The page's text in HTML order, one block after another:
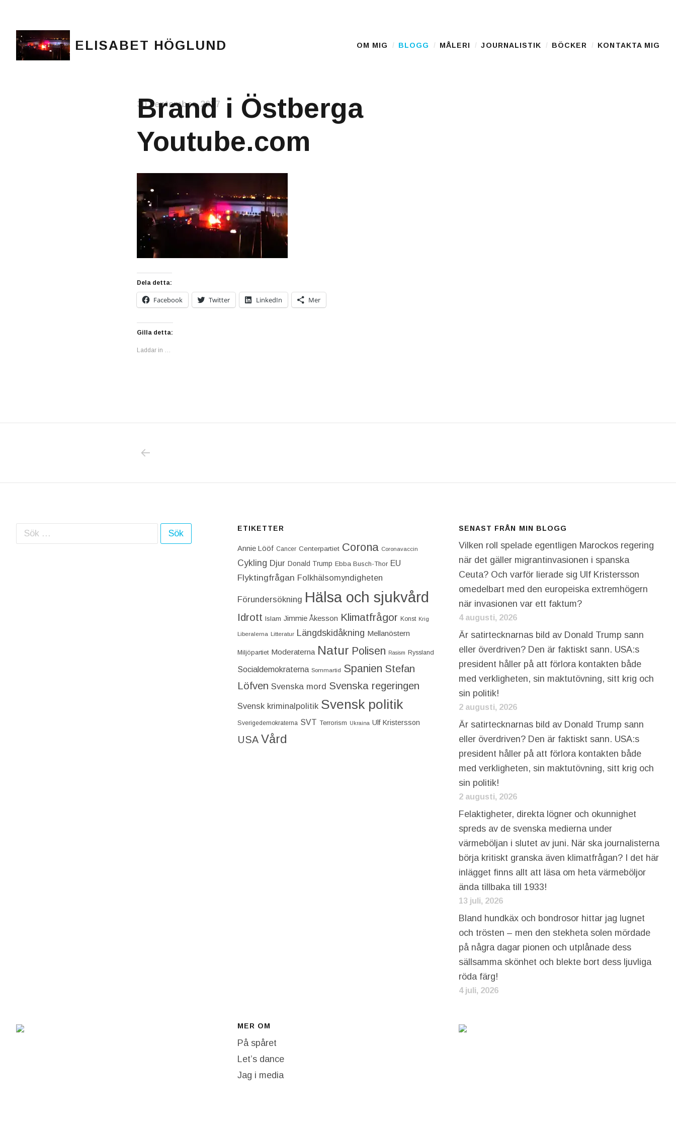
ELISABET HÖGLUND Main Menu
OM MIG BLOGG MÅLERI JOURNALISTIK BÖCKER KONTAKTA MIG
Brand i Östberga
Youtube.com
30 september, 2017
Dela detta:
Facebook Twitter LinkedIn Mer
Gilla detta:
Laddar in …
Sök efter: ETIKETTER
Annie Lööf Cancer Centerpartiet‎ Corona Coronavaccin
Cykling Djur Donald Trump Ebba Busch-Thor EU
Flyktingfrågan Folkhälsomyndigheten
Förundersökning Hälsa och sjukvård
Idrott Islam Jimmie Åkesson Klimatfrågor Konst Krig
Liberalerna Litteratur Längdskidåkning Mellanöstern
Miljöpartiet Moderaterna Natur Polisen Rasism Ryssland
Socialdemokraterna Sommartid Spanien Stefan
Löfven Svenska mord Svenska regeringen
Svensk kriminalpolitik Svensk politik
Sverigedemokraterna SVT Terrorism Ukraina Ulf Kristersson
USA Vård
SENAST FRÅN MIN BLOGG
Vilken roll spelade egentligen Marockos regering
när det gäller migrantinvasionen i spanska
Ceuta? Och varför lierade sig Ulf Kristersson
omedelbart med den europeiska extremhögern
när invasionen var ett faktum?
4 augusti, 2026
Är satirtecknarnas bild av Donald Trump sann
eller överdriven? Den är faktiskt sann. USA:s
president håller på att förlora kontakten både
med verkligheten, sin maktutövning, sitt krig och
sin politik!
2 augusti, 2026
Är satirtecknarnas bild av Donald Trump sann
eller överdriven? Den är faktiskt sann. USA:s
president håller på att förlora kontakten både
med verkligheten, sin maktutövning, sitt krig och
sin politik!
2 augusti, 2026
Felaktigheter, direkta lögner och okunnighet
spreds av de svenska medierna under
värmeböljan i slutet av juni. När ska journalisterna
börja kritiskt granska även klimatfrågan? I det här
inlägget finns allt att läsa om heta värmeböljor
ända tillbaka till 1933!
13 juli, 2026
Bland hundkäx och bondrosor hittar jag lugnet
och trösten – men den stekheta solen mördade
på några dagar pionen och utplånade dess
sällsamma skönhet och blekte bort dess ljuvliga
röda färg!
4 juli, 2026
MER OM
På spåret
Let’s dance
Jag i media